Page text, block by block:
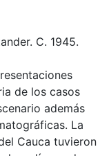
C. 1945.
de los casos
además
La
Cauca tuvieron